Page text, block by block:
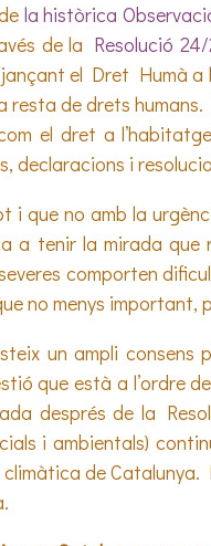
la històrica
de la Resolució
el Dret Humà a
resta de drets
el dret a
declaracions i
i que no amb la
a tenir la mirada
comporten
no menys important,
un ampli
que està a l’ordre
després de la
i ambientals)
de Catalunya.